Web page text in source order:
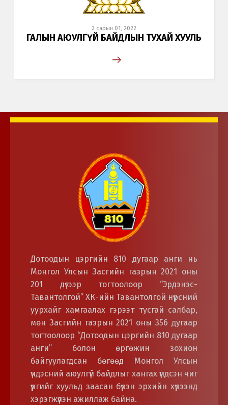
2 сарын 01, 2022
ГАЛЫН АЮУЛГҮЙ БАЙДЛЫН ТУХАЙ ХУУЛЬ
Дотоодын цэргийн 810 дугаар анги нь
Монгол Улсын Засгийн газрын 2021 оны
201 дүгээр тогтоолоор “Эрдэнэс-
Тавантолгой” ХК-ийн Тавантолгой нүүрсний
уурхайг хамгаалах гэрээт тусгай салбар,
мөн Засгийн газрын 2021 оны 356 дугаар
тогтоолоор “Дотоодын цэргийн 810 дугаар
анги” болон өргөжин зохион
байгуулагдсан бөгөөд Монгол Улсын
үндэсний аюулгүй байдлыг хангах үндсэн чиг
үүргийг хуульд заасан бүрэн эрхийн хүрээнд
хэрэгжүүлэн ажиллаж байна.